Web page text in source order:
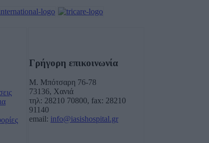
Γρήγορη επικοινωνία
Μ. Μπότσαρη 76-78
73136, Χανιά
τηλ: 28210 70800, fax: 28210
91140
email: info@iasishospital.gr